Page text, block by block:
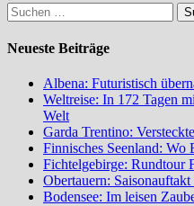
Suchen
nach:
Neueste Beiträge
Albena: Futuristisch
Weltreise: In 172 Tagen
Welt
Garda Trentino:
Finnisches Seenland:
Fichtelgebirge: Rundtour
Obertauern: Saisonauftakt
Bodensee: Im leisen